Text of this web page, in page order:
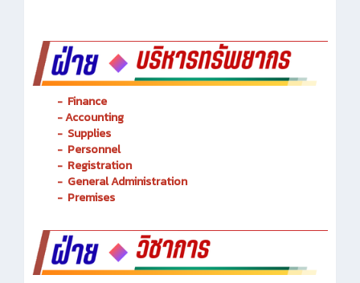
- Finance
- Accounting
- Supplies
- Personnel
- Registration
- General Administration